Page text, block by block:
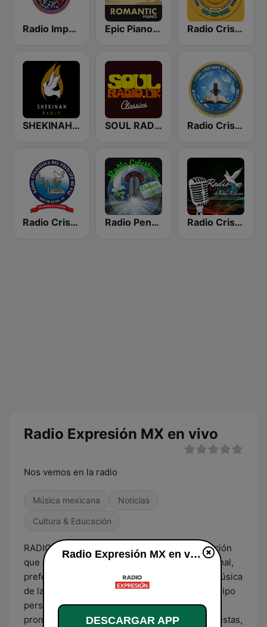
Radio Impacto de Fe Cristiana Epic Piano - ROMANTIC PIANO Radio Cristiana Despertando Con Cristo
SHEKINAH RADIO CRISTIANA SOUL RADIO Only Classic Soul Radio Cristiana El Shaddai
Radio Cristiana Principe de Paz Radio Pentecostes Cristiana Radio Cristiana Obed Edom
Radio Expresión MX en vivo
Nos vemos en la radio
Música mexicana Noticias
Cultura & Educación
RADIO EXPRESIÓN es un medio de comunicación
que se especializa en noticias, música tradicional,
preferentemente, el son huasteco, que es la música
de la región donde transmite la emisora. El equipo
personal tiene una amplia trayectoria den la
promoción cultural y difunde hechos costumbristas,
Radio Expresión MX en vivo
DESCARGAR APP